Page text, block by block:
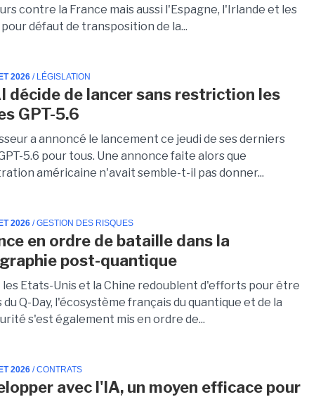
contre la France mais aussi l'Espagne, l'Irlande et les
pour défaut de transposition de la...
2026 / LÉGISLATION
décide de lancer sans restriction les
GPT-5.6
a annoncé le lancement ce jeudi de ses derniers
5.6 pour tous. Une annonce faite alors que
américaine n'avait semble-t-il pas donner...
2026 / GESTION DES RISQUES
en ordre de bataille dans la
post-quantique
les Etats-Unis et la Chine redoublent d'efforts pour être
Q-Day, l'écosystème français du quantique et de la
s'est également mis en ordre de...
2026 / CONTRATS
avec l'IA, un moyen efficace pour